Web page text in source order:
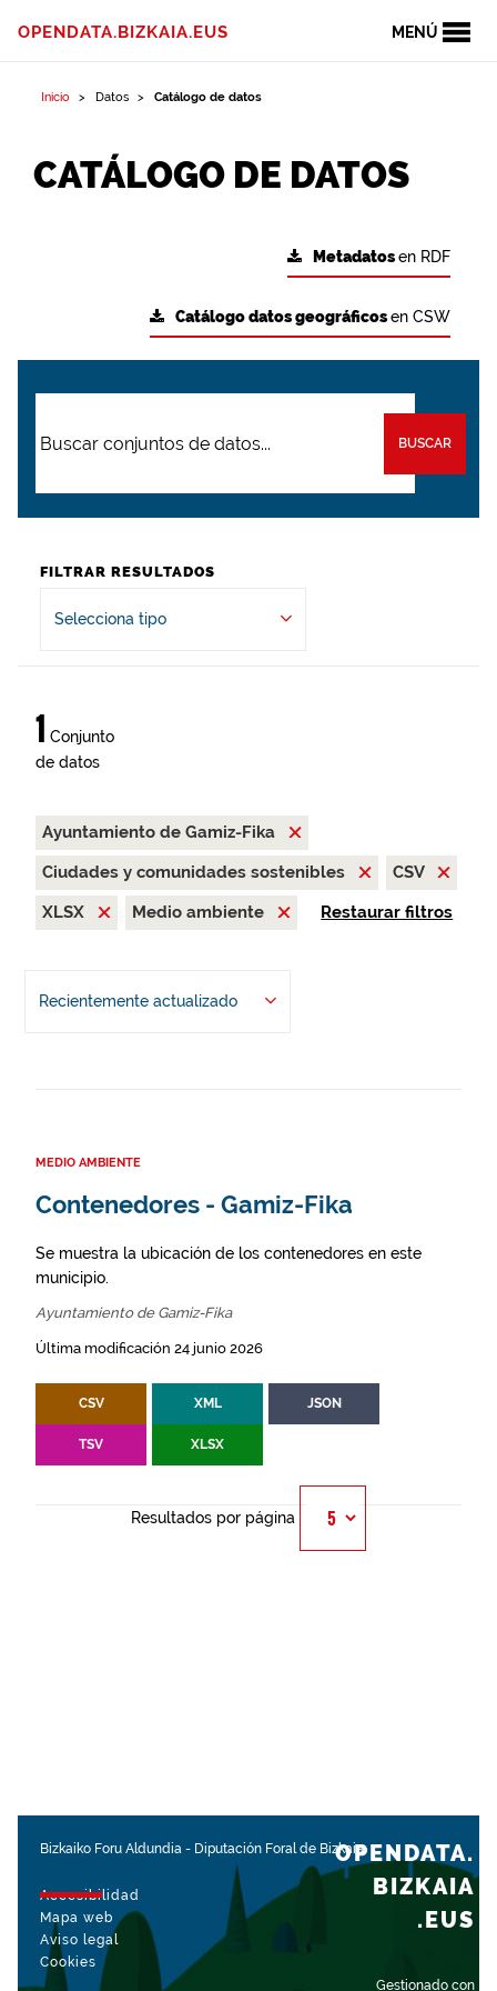
MENÚ
OPENDATA.BIZKAIA.EUS
Inicio Datos Catálogo de datos
CATÁLOGO DE DATOS
Metadatosen RDF
Catálogo datos geográficosen CSW
BUSCAR
FILTRAR RESULTADOS
Selecciona tipo
1 Conjunto
de datos
Ayuntamiento de Gamiz-Fika
Ciudades y comunidades sostenibles
CSV
XLSX
Medio ambiente Restaurar filtros
Recientemente actualizado
MEDIO AMBIENTE
Contenedores - Gamiz-Fika
Se muestra la ubicación de los contenedores en este
municipio.
Ayuntamiento de Gamiz-Fika
Última modificación 24 junio 2026
CSV XML JSON
TSV XLSX
Resultados por página
Bizkaiko Foru Aldundia - Diputación Foral de Bizkaia
Accesibilidad
Mapa web
Aviso legal
Cookies
Gestionado con
OPENDATA.
BIZKAIA
.EUS